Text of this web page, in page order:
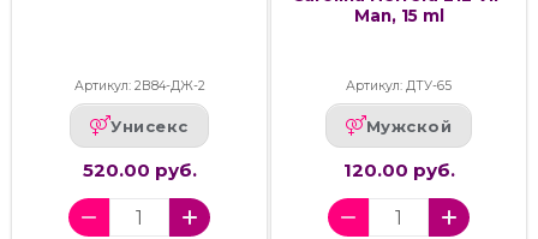
Артикул: 2В84-ДЖ-2
Унисекс
520.00 руб.
Man, 15 ml
Артикул: ДТУ-65
Мужской
120.00 руб.